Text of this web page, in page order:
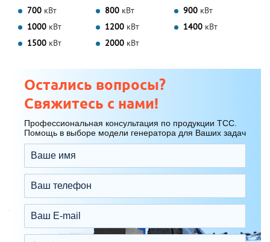
700 кВт 800 кВт 900 кВт
1000 кВт 1200 кВт 1400 кВт
1500 кВт 2000 кВт
Остались вопросы?
Свяжитесь с нами!
Профессиональная консультация по продукции ТСС.
Помощь в выборе модели генератора для Ваших задач